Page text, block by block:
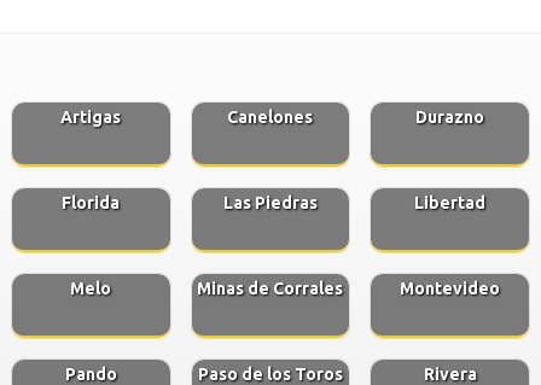
Artigas Canelones Durazno
Florida Las Piedras Libertad
Melo Minas de Corrales Montevideo
Pando Paso de los Toros Rivera